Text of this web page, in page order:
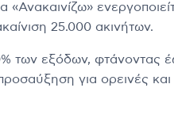
25.000 ακινήτων.
των εξόδων, φτάνοντας
για ορεινές και